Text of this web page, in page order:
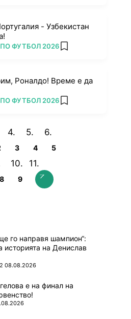
- Узбекистан
ФУТБОЛ 2026 add favorites
Роналдо! Време е да
ФУТБОЛ 2026 add favorites
3 4 5
8 9
го направя шампион“:
историята на Денислав
08.08.2026
е на финал на